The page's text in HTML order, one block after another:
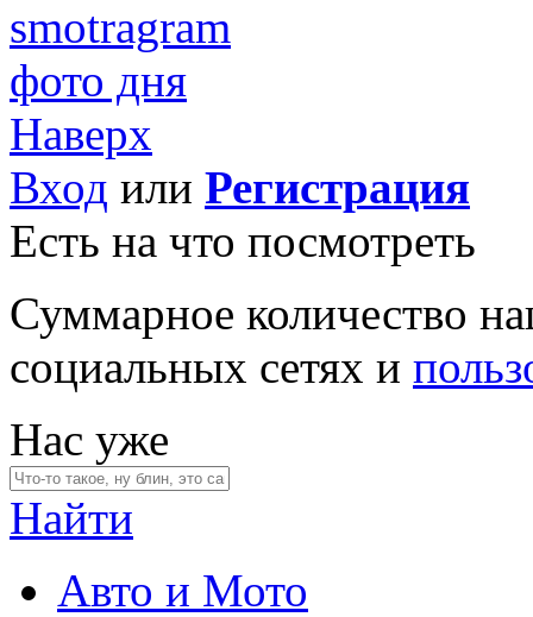
smotragram
фото дня
Наверх
Вход или Регистрация
Есть на что посмотреть
Суммарное количество
социальных сетях и
Нас уже
Найти
Авто и Мото